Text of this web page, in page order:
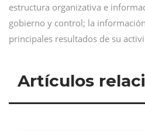
estructura organizativa e
gobierno y control; la
principales resultados de su
Artículos